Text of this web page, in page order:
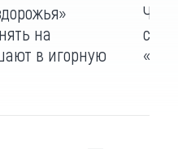
на
в игорную